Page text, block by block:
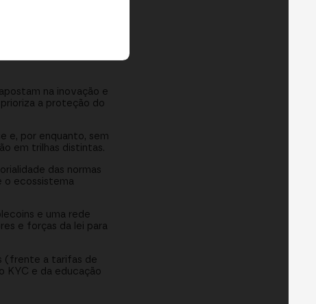
na inovação e
a proteção do
e, por enquanto, sem
em trilhas distintas.
das normas
o ecossistema
e uma rede
e forças da lei para
(frente a tarifas de
KYC e da educação